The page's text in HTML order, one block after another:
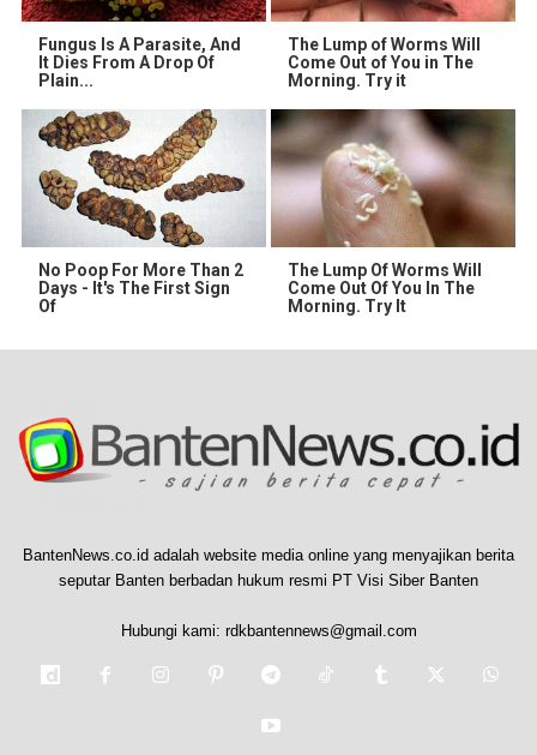
Fungus Is A Parasite, And
It Dies From A Drop Of
Plain...
The Lump of Worms Will
Come Out of You in The
Morning. Try it
No Poop For More Than 2
Days - It's The First Sign
Of
The Lump Of Worms Will
Come Out Of You In The
Morning. Try It
BantenNews.co.id adalah website media online yang menyajikan berita
seputar Banten berbadan hukum resmi PT Visi Siber Banten
Hubungi kami: rdkbantennews@gmail.com